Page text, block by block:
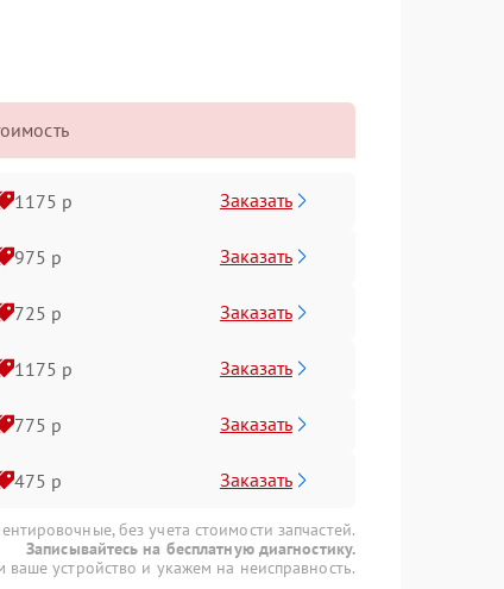
1175 р Заказать
975 р Заказать
725 р Заказать
1175 р Заказать
775 р Заказать
475 р Заказать
без учета стоимости запчастей.
Записывайтесь на бесплатную диагностику.
устройство и укажем на неисправность.